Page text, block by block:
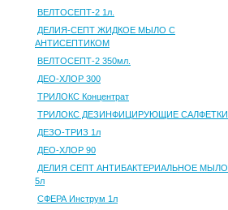
ВЕЛТОСЕПТ-2 1л.
ДЕЛИЯ-СЕПТ ЖИДКОЕ МЫЛО С
АНТИСЕПТИКОМ
ВЕЛТОСЕПТ-2 350мл.
ДЕО-ХЛОР 300
ТРИЛОКС Концентрат
ТРИЛОКС ДЕЗИНФИЦИРУЮЩИЕ САЛФЕТКИ
ДЕЗО-ТРИЗ 1л
ДЕО-ХЛОР 90
ДЕЛИЯ СЕПТ АНТИБАКТЕРИАЛЬНОЕ МЫЛО
5л
СФЕРА Инструм 1л